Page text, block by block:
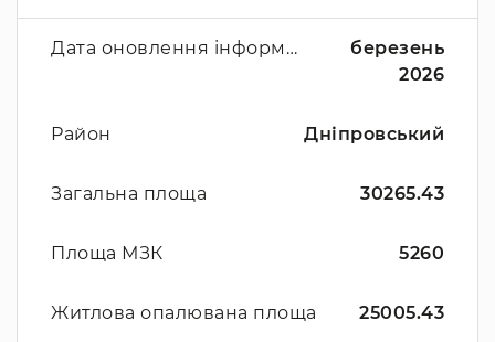
Дата оновлення інформації
березень
2026
Район Дніпровський
Загальна площа 30265.43
Площа МЗК 5260
Житлова опалювана площа 25005.43